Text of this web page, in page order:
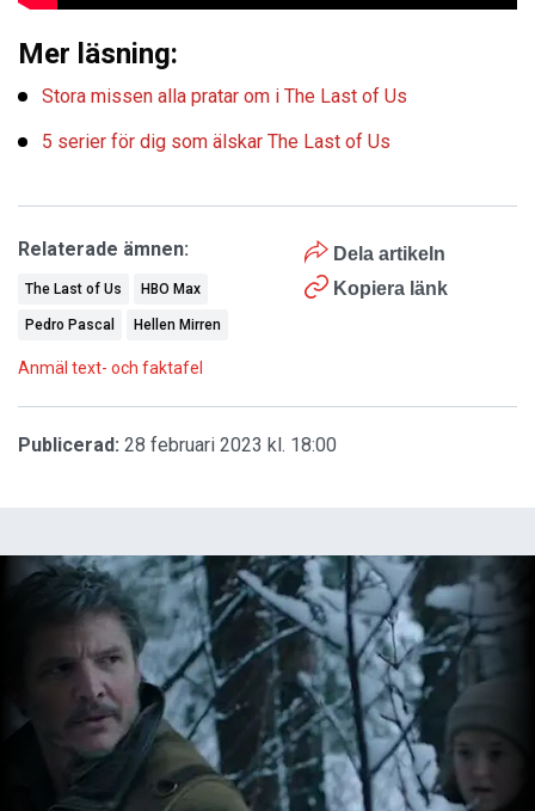
Mer läsning:
Stora missen alla pratar om i The Last of Us
5 serier för dig som älskar The Last of Us
Dela artikeln
Kopiera länk
Relaterade ämnen:
The Last of Us HBO Max
Pedro Pascal Hellen Mirren
Anmäl text- och faktafel
Publicerad: 28 februari 2023 kl. 18:00